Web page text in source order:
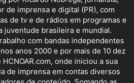
de imprensa e digital (PR), com
de tv e de rádios em programas e
juventude brasileira e mundial.
com bandas independentes
anos 2000 e por mais de 10 dez
onde iniciou a sua
de imprensa em contas diversos